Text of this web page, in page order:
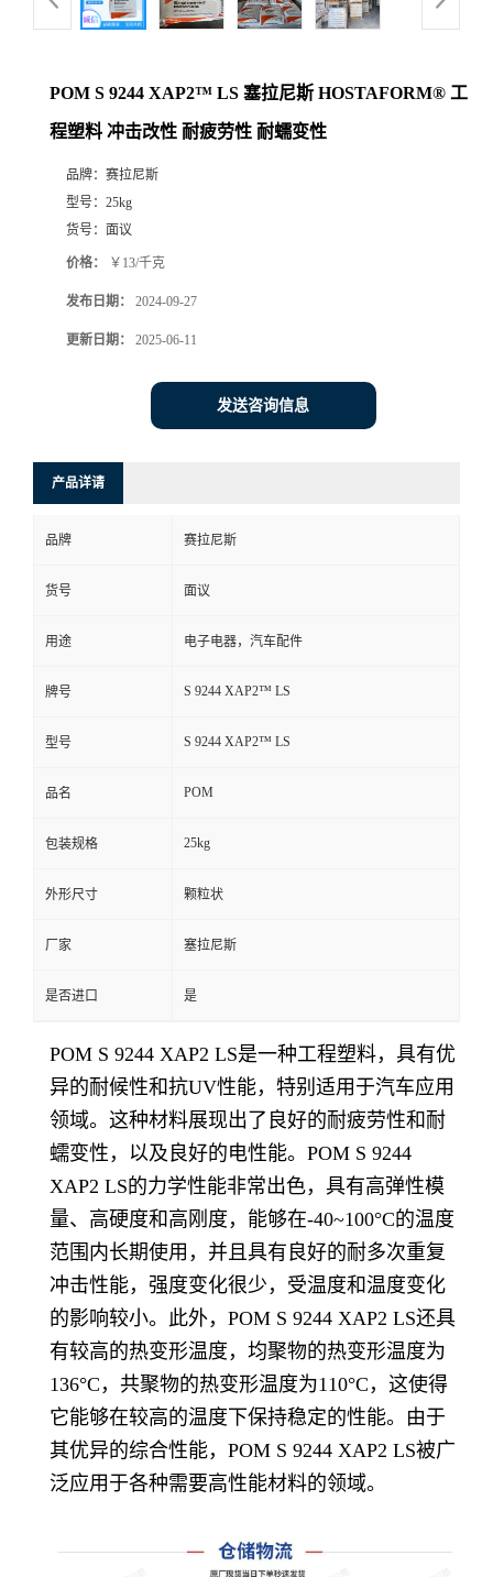
POM S 9244 XAP2™ LS 塞拉尼斯 HOSTAFORM® 工
程塑料 冲击改性 耐疲劳性 耐蠕变性
品牌： 赛拉尼斯
型号： 25kg
货号： 面议
价格： ￥13/千克
发布日期： 2024-09-27
更新日期： 2025-06-11
发送咨询信息
产品详请
品牌 赛拉尼斯
货号 面议
用途 电子电器，汽车配件
牌号 S 9244 XAP2™ LS
型号 S 9244 XAP2™ LS
品名 POM
包装规格 25kg
外形尺寸 颗粒状
厂家 塞拉尼斯
是否进口 是
POM S 9244 XAP2 LS是一种工程塑料，具有优
异的耐候性和抗UV性能，特别适用于汽车应用
领域。这种材料展现出了良好的耐疲劳性和耐
蠕变性，以及良好的电性能。POM S 9244
XAP2 LS的力学性能非常出色，具有高弹性模
量、高硬度和高刚度，能够在-40~100°C的温度
范围内长期使用，并且具有良好的耐多次重复
冲击性能，强度变化很少，受温度和温度变化
的影响较小。此外，POM S 9244 XAP2 LS还具
有较高的热变形温度，均聚物的热变形温度为
136°C，共聚物的热变形温度为110°C，这使得
它能够在较高的温度下保持稳定的性能。由于
其优异的综合性能，POM S 9244 XAP2 LS被广
泛应用于各种需要高性能材料的领域。